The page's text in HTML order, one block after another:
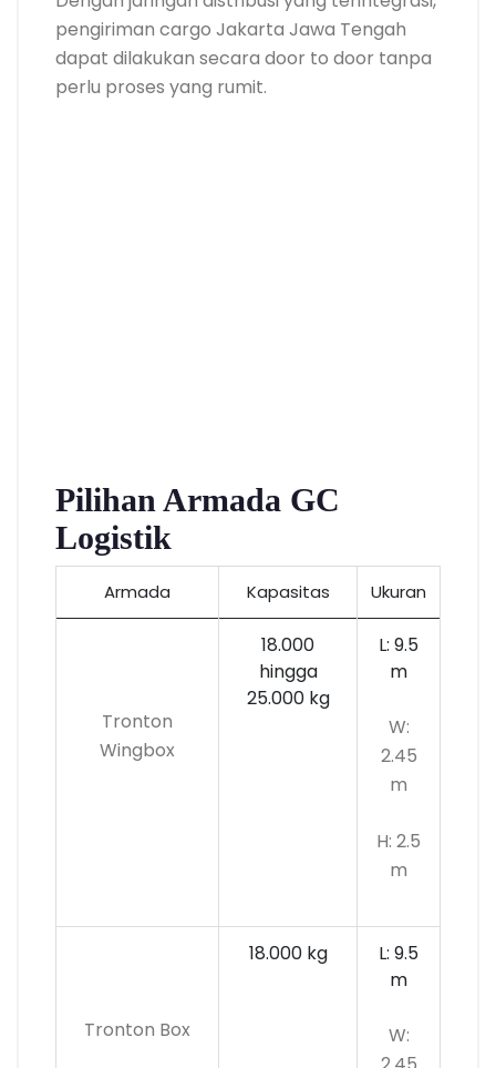
pengiriman cargo Jakarta Jawa Tengah
dapat dilakukan secara door to door tanpa
perlu proses yang rumit.
Pilihan Armada GC
Logistik
Armada Kapasitas Ukuran
Tronton
Wingbox
18.000
hingga
25.000 kg
L: 9.5
m
W:
2.45
m
H: 2.5
m
Tronton Box
18.000 kg
L: 9.5
m
W: